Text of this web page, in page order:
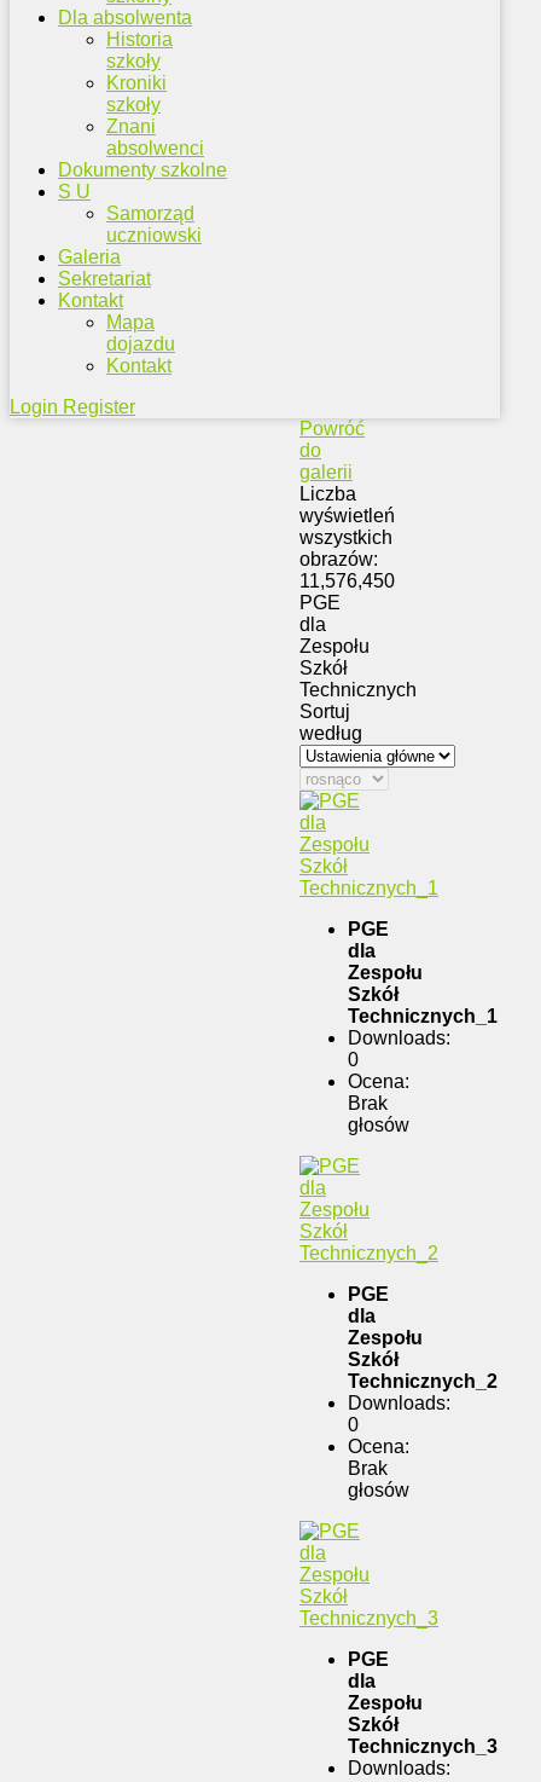
Dla absolwenta
Historia
szkoły
Kroniki
szkoły
Znani
absolwenci
Dokumenty szkolne
S U
Samorząd
uczniowski
Galeria
Sekretariat
Kontakt
Mapa
dojazdu
Kontakt
Login Register
Powróć
do
galerii
Liczba
wyświetleń
wszystkich
obrazów:
11,576,450
PGE
dla
Zespołu
Szkół
Technicznych
Sortuj
według
PGE
dla
Zespołu
Szkół
Technicznych_1
Downloads:
0
Ocena:
Brak
głosów
PGE
dla
Zespołu
Szkół
Technicznych_2
Downloads:
0
Ocena:
Brak
głosów
PGE
dla
Zespołu
Szkół
Technicznych_3
Downloads: